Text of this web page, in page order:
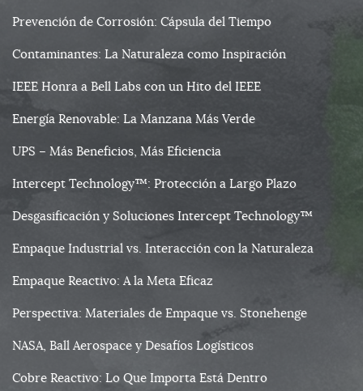
Prevención de Corrosión: Cápsula del Tiempo
Contaminantes: La Naturaleza como Inspiración
IEEE Honra a Bell Labs con un Hito del IEEE
Energía Renovable: La Manzana Más Verde
UPS – Más Beneficios, Más Eficiencia
Intercept Technology™: Protección a Largo Plazo
Desgasificación y Soluciones Intercept Technology™
Empaque Industrial vs. Interacción con la Naturaleza
Empaque Reactivo: A la Meta Eficaz
Perspectiva: Materiales de Empaque vs. Stonehenge
NASA, Ball Aerospace y Desafíos Logísticos
Cobre Reactivo: Lo Que Importa Está Dentro